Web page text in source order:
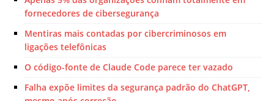
fornecedores de cibersegurança
Mentiras mais contadas por cibercriminosos em
ligações telefônicas
O código-fonte de Claude Code parece ter vazado
Falha expõe limites da segurança padrão do ChatGPT,